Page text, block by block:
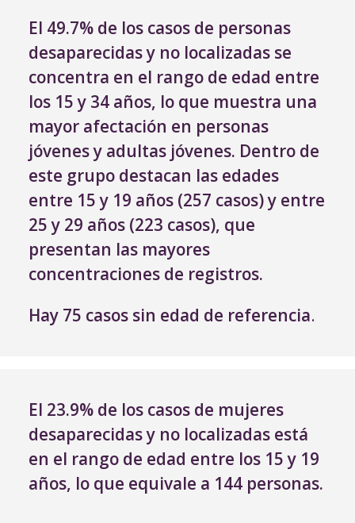
El 49.7% de los casos de personas
desaparecidas y no localizadas se
concentra en el rango de edad entre
los 15 y 34 años, lo que muestra una
mayor afectación en personas
jóvenes y adultas jóvenes. Dentro de
este grupo destacan las edades
entre 15 y 19 años (257 casos) y entre
25 y 29 años (223 casos), que
presentan las mayores
concentraciones de registros.
Hay 75 casos sin edad de referencia.
El 23.9% de los casos de mujeres
desaparecidas y no localizadas está
en el rango de edad entre los 15 y 19
años, lo que equivale a 144 personas.